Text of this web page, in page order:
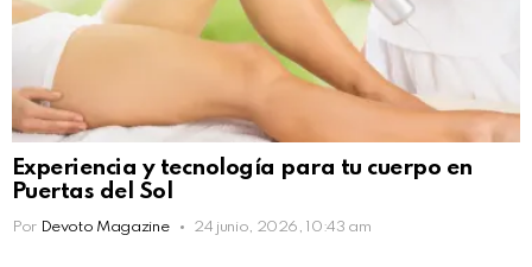
Experiencia y tecnología para tu cuerpo en
Puertas del Sol
Por Devoto Magazine 24 junio, 2026, 10:43 am